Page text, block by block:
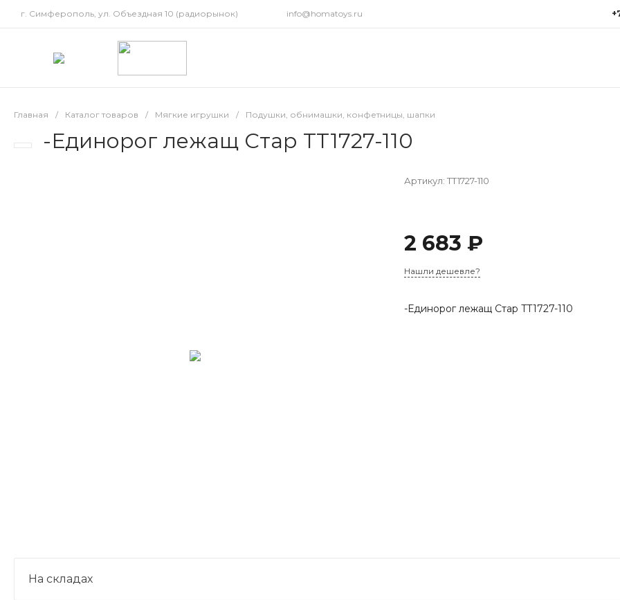
г. Симферополь, ул. Объездная 10 (радиорынок) info@homatoys.ru
Главная / Каталог товаров / Мягкие игрушки / Подушки, обнимашки, конфетницы, шапки
-Единорог лежащ Стар TT1727-110
Артикул:TT1727-110
2 683 ₽
Нашли дешевле?
-Единорог лежащ Стар TT1727-110
На складах